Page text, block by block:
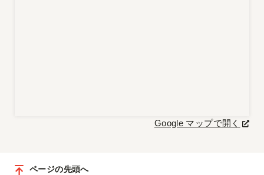
Google マップで開く
ページの先頭へ